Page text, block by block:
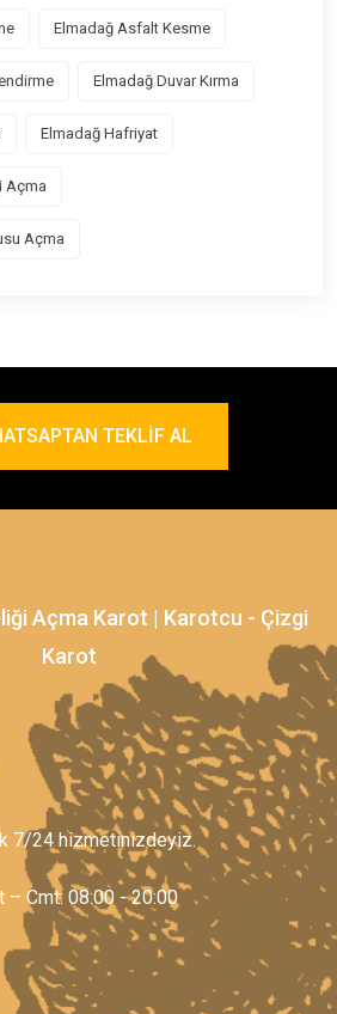
Elmadağ Asfalt Kesme
Elmadağ Duvar Kırma
Elmadağ Hafriyat
Açma
Açma
TEKLIF AL
Açma Karot | Karotcu - Çizgi
Karot
7/24 hizmetinizdeyiz.
– Cmt: 08:00 - 20:00